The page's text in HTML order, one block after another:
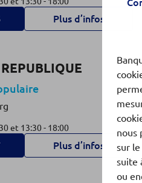
Plus d’infos
et 13:30 - 18:00
Plus d’infos
nous
sur
suite
ou